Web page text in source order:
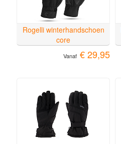
Rogelli winterhandschoen
core
Vanaf € 29,95